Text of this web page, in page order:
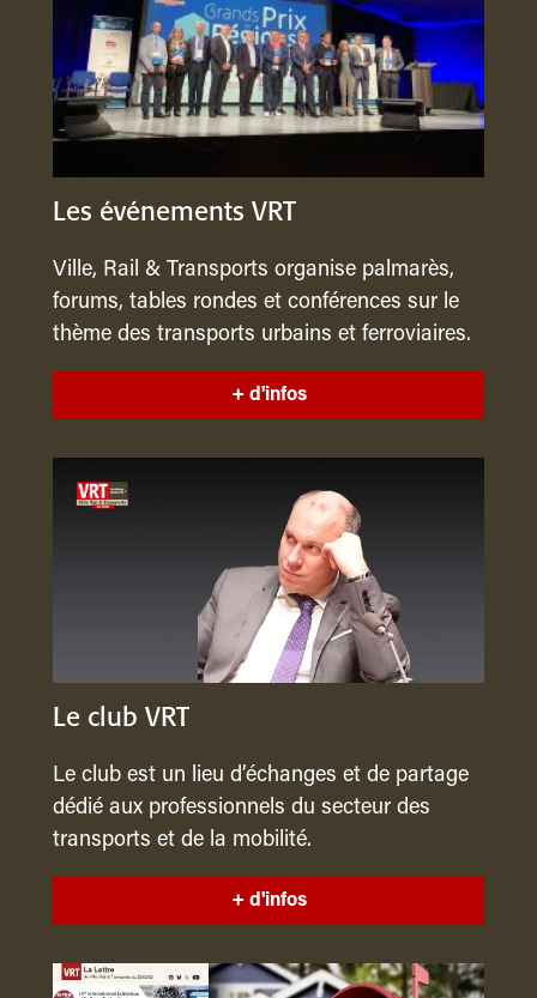
Les événements VRT
Ville, Rail & Transports organise palmarès,
forums, tables rondes et conférences sur le
thème des transports urbains et ferroviaires.
+ d'infos
Le club VRT
Le club est un lieu d’échanges et de partage
dédié aux professionnels du secteur des
transports et de la mobilité.
+ d'infos